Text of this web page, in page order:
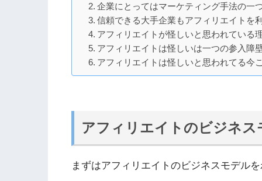
企業にとってはマーケティング手法の一
信頼できる大手企業もアフィリエイトを
アフィリエイトが怪しいと思われている
アフィリエイトは怪しいは一つの参入障
アフィリエイトは怪しいと思われてる今
アフィリエイトのビジネス
まずはアフィリエイトのビジネスモデル